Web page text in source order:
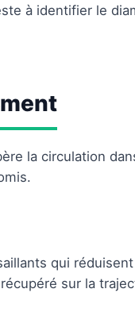
à identifier le
la circulation
qui
sur la